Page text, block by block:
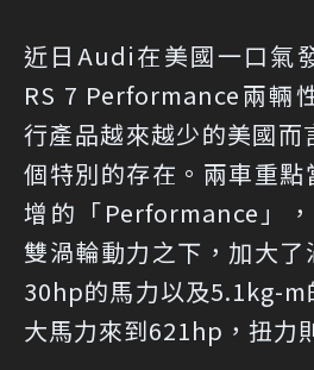
近日Audi在美國一口氣
RS 7 Performance兩輛
行產品越來越少的美國而
個特別的存在。兩車重
增的「Performance」
雙渦輪動力之下，加大了
30hp的馬力以及5.1kg-m
大馬力來到621hp，扭力